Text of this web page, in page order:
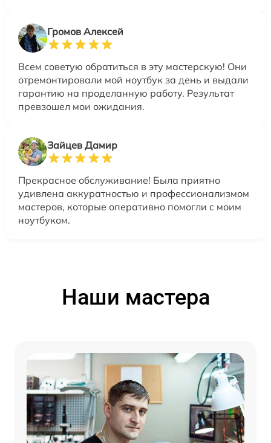
Громов Алексей
Всем советую обратиться в эту мастерскую! Они
отремонтировали мой ноутбук за день и выдали
гарантию на проделанную работу. Результат
превзошел мои ожидания.
Зайцев Дамир
Прекрасное обслуживание! Была приятно
удивлена аккуратностью и профессионализмом
мастеров, которые оперативно помогли с моим
ноутбуком.
Наши мастера